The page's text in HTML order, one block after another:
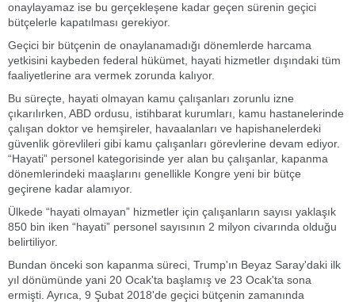
onaylayamaz ise bu gerçekleşene kadar geçen sürenin geçici
bütçelerle kapatılması gerekiyor.
Geçici bir bütçenin de onaylanamadığı dönemlerde harcama
yetkisini kaybeden federal hükümet, hayati hizmetler dışındaki tüm
faaliyetlerine ara vermek zorunda kalıyor.
Bu süreçte, hayati olmayan kamu çalışanları zorunlu izne
çıkarılırken, ABD ordusu, istihbarat kurumları, kamu hastanelerinde
çalışan doktor ve hemşireler, havaalanları ve hapishanelerdeki
güvenlik görevlileri gibi kamu çalışanları görevlerine devam ediyor.
“Hayati” personel kategorisinde yer alan bu çalışanlar, kapanma
dönemlerindeki maaşlarını genellikle Kongre yeni bir bütçe
geçirene kadar alamıyor.
Ülkede “hayati olmayan” hizmetler için çalışanların sayısı yaklaşık
850 bin iken “hayati” personel sayısının 2 milyon civarında olduğu
belirtiliyor.
Bundan önceki son kapanma süreci, Trump'ın Beyaz Saray'daki ilk
yıl dönümünde yani 20 Ocak'ta başlamış ve 23 Ocak'ta sona
ermişti. Ayrıca, 9 Şubat 2018'de geçici bütçenin zamanında